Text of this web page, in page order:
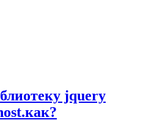
jquery